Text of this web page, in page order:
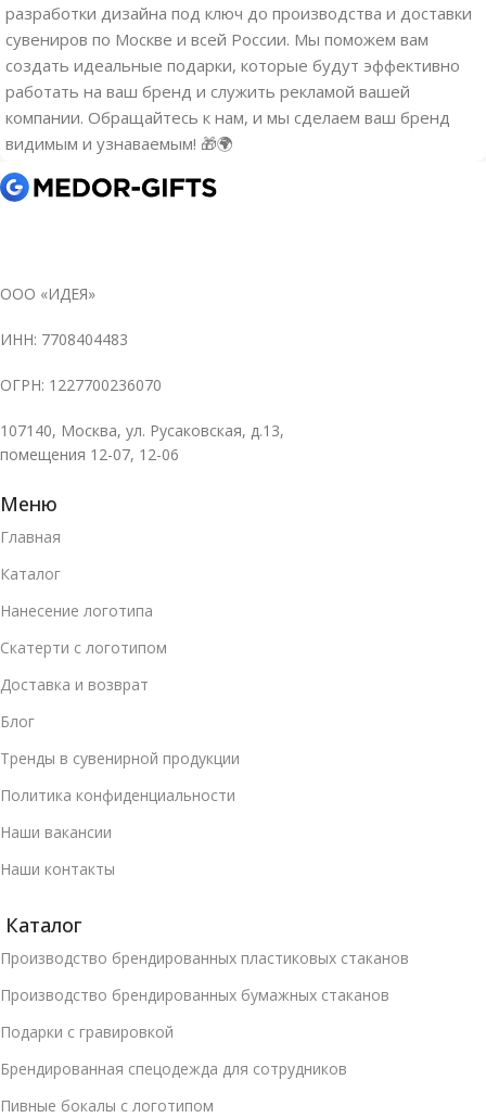
разработки дизайна под ключ до производства и доставки
сувениров по Москве и всей России. Мы поможем вам
создать идеальные подарки, которые будут эффективно
работать на ваш бренд и служить рекламой вашей
компании. Обращайтесь к нам, и мы сделаем ваш бренд
видимым и узнаваемым! 🎁🌍
ООО «ИДЕЯ»
ИНН: 7708404483
ОГРН: 1227700236070
107140, Москва, ул. Русаковская, д.13,
помещения 12-07, 12-06
Меню
Главная
Каталог
Нанесение логотипа
Скатерти с логотипом
Доставка и возврат
Блог
Тренды в сувенирной продукции
Политика конфиденциальности
Наши вакансии
Наши контакты
Каталог
Производство брендированных пластиковых стаканов
Производство брендированных бумажных стаканов
Подарки с гравировкой
Брендированная спецодежда для сотрудников
Пивные бокалы с логотипом